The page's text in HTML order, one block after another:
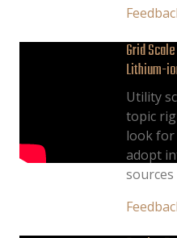
Grid
Lithium-
Utility
topic
look for
adopt
sources